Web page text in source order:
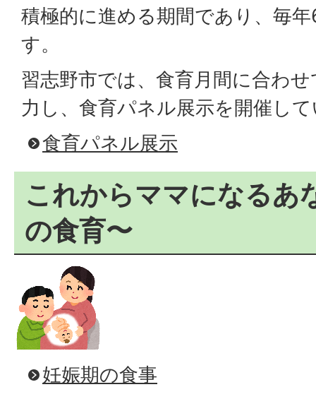
積極的に進める期間であり、毎
す。
習志野市では、食育月間に合わ
力し、食育パネル展示を開催し
食育パネル展示
これからママになるあ
の食育〜
妊娠期の食事